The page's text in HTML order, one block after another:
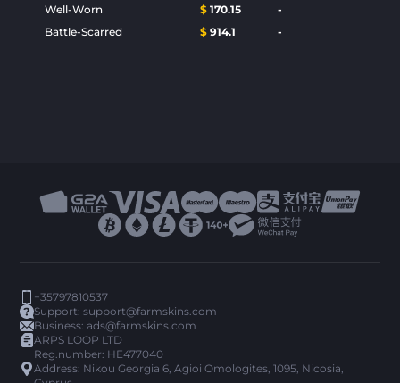
Well-Worn
$ 170.15
-
Battle-Scarred
$ 914.1 -
+35797810537
Support:support@farmskins.com
Business:ads@farmskins.com
ARPS LOOP LTD
Reg.number: HE477040
Address: Nikou Georgia 6, Agioi Omologites, 1095, Nicosia,